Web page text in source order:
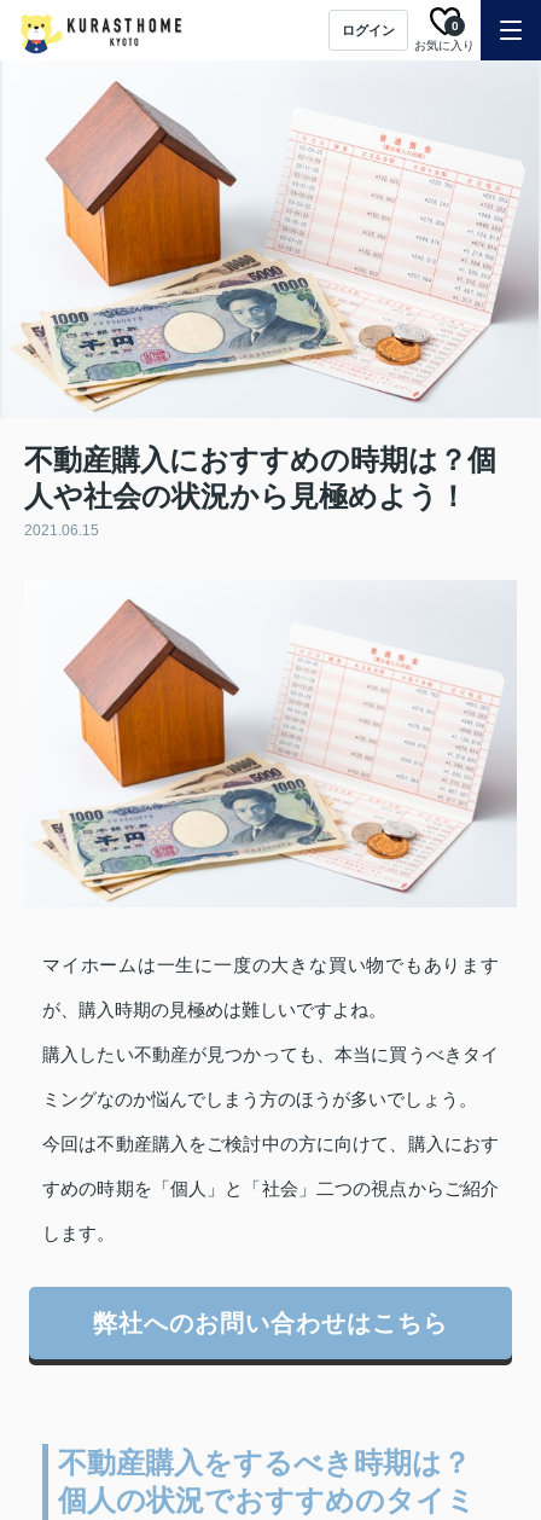
ログイン
お気に入り
0
不動産購入におすすめの時期は？個
人や社会の状況から見極めよう！
2021.06.15
マイホームは一生に一度の大きな買い物でもあります
が、購入時期の見極めは難しいですよね。
購入したい不動産が見つかっても、本当に買うべきタイ
ミングなのか悩んでしまう方のほうが多いでしょう。
今回は不動産購入をご検討中の方に向けて、購入におす
すめの時期を「個人」と「社会」二つの視点からご紹介
します。
弊社へのお問い合わせはこちら
不動産購入をするべき時期は？
個人の状況でおすすめのタイミ